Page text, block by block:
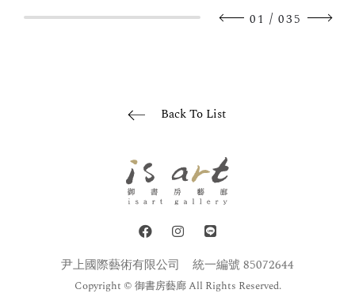
01 / 035
Back To List
尹上國際藝術有限公司 統一編號 85072644
Copyright © 御書房藝廊 All Rights Reserved.